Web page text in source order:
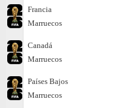
Francia
Marruecos
Canadá
Marruecos
Países Bajos
Marruecos